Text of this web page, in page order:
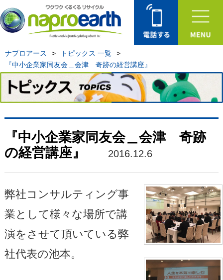
ナプロアース > トピックス 一覧
>
『中小企業家同友会＿会津 奇跡の経営講座』
『中小企業家同友会＿会津 奇跡
の経営講座』
2016.12.6
弊社コンサルティング事
業として様々な場所で講
演をさせて頂いている弊
社代表の池本。